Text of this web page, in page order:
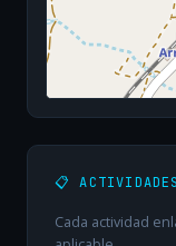
📋
Cada actividad